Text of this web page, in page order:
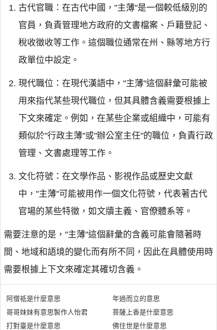
古代官職：在古代中國，"主薄"是一個較低級別的
官員，負責管理地方政府的文書檔案、戶籍登記、
稅收徵收等工作。這個職位通常在州、縣等地方行
政單位中設定。
現代職位：在現代漢語中，"主薄"這個辭彙可能被
用來指代某些現代職位，但其具體含義需要根據上
下文來確定。例如，在某些企業或組織中，可能有
類似於"行政主薄"或"辦公室主任"的職位，負責行政
管理、文書處理等工作。
文化符號：在文學作品、影視作品或歷史文獻
中，"主薄"可能被用作一個文化符號，代表著古代
官場的某些特徵，如文牘主義、官僚體系等。
需要注意的是，"主薄"這個辭彙的含義可能會隨著時
間、地域和語境的變化而有所不同，因此在具體使用時
需要根據上下文來確定其確切含義。
阿僧祗是什麼意思
哥哥妹妹有意思製作人怡君
打對臺是什麼意思
年過而立的意思
菩薩上香是什麼意思
佛住世是什麼意思